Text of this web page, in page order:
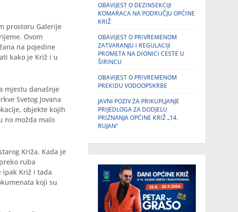
prostoru Galerije
Ovom
na pojedine
kako je Križ i u
mjestu današnje
Svetog Jovana
objekte kojih
no možda malo
Križa. Kada je
ruba
ipak Križ i tada
koji su
OBAVIJEST O DEZINSEKCIJI
KOMARACA NA PODRUČJU OPĆINE
KRIŽ
OBAVIJEST O PRIVREMENOM
ZATVARANJU I REGULACIJI
PROMETA NA DIONICI CESTE U
ŠIRINCU
OBAVIJEST O PRIVREMENOM
PREKIDU VODOOPSKRBE
JAVNI POZIV ZA PRIKUPLJANJE
PRIJEDLOGA ZA DODJELU
PRIZNANJA OPĆINE KRIŽ „14.
RUJAN“